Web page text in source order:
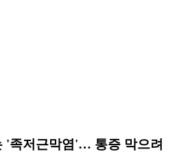
'족저근막염'… 통증 막으려